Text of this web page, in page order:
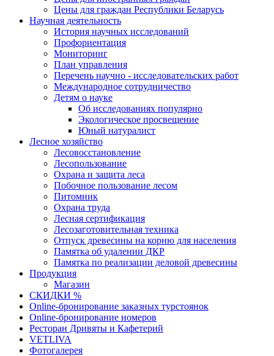
Цены для граждан Республики Беларусь
Научная деятельность
История научных исследований
Профориентация
Мониторинг
План управления
Перечень научно - исследовательских работ
Международное сотрудничество
Детям о науке
Об исследованиях популярно
Экологическое просвещение
Юный натуралист
Лесное хозяйство
Лесовосстановление
Лесопользование
Охрана и защита леса
Побочное пользование лесом
Питомник
Охрана труда
Лесная сертификация
Лесозаготовительная техника
Отпуск древесины на корню для населения
Памятка об удалении ДКР
Памятка по реализации деловой древесины
Продукция
Магазин
СКИДКИ %
Оnline-бронирование заказных турстоянок
Оnline-бронирование номеров
Ресторан Дривяты и Кафетерий
VETLIVA
Фотогалерея